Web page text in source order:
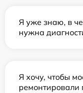
Я уже знаю, в
нужна
Я хочу, чтобы
ремонтировали